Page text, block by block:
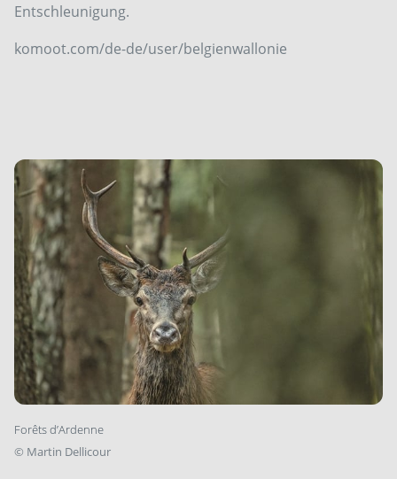
Entschleunigung.
komoot.com/de-de/user/belgienwallonie
Forêts d’Ardenne
© Martin Dellicour